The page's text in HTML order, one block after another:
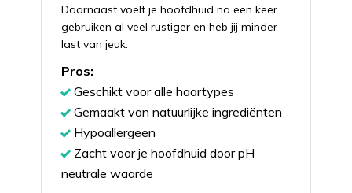
Daarnaast voelt je hoofdhuid na een keer
gebruiken al veel rustiger en heb jij minder
last van jeuk.
Pros:
Geschikt voor alle haartypes
Gemaakt van natuurlijke ingrediënten
Hypoallergeen
Zacht voor je hoofdhuid door pH
neutrale waarde